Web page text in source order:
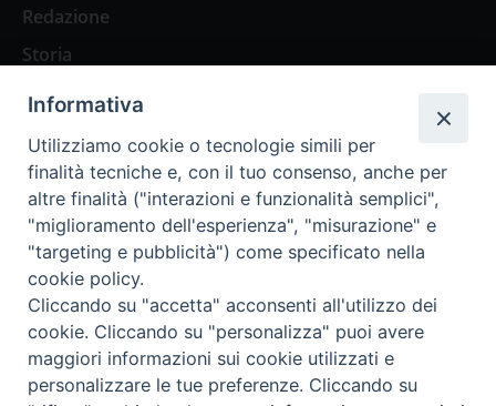
Redazione
Storia
Abbonamenti
Abbonamento Annuale Digitale
Abbonamento Annuale Cartaceo
Abbonamento Singola Copia Digitale
Redazione: Pavia, Piazza Duomo 11 - tel. 0382.24736 -
Informativa
Utilizziamo cookie o tecnologie simili per
finalità tecniche e, con il tuo consenso, anche per
altre finalità ("interazioni e funzionalità semplici",
"miglioramento dell'esperienza", "misurazione" e
"targeting e pubblicità") come specificato nella
cookie policy.
Cliccando su "accetta" acconsenti all'utilizzo dei
cookie. Cliccando su "personalizza" puoi avere
maggiori informazioni sui cookie utilizzati e
personalizzare le tue preferenze. Cliccando su